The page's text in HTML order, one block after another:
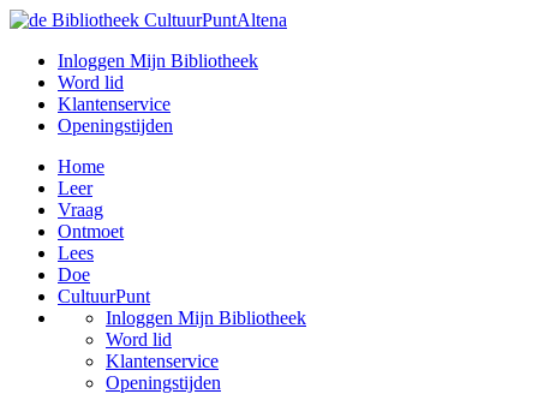
Inloggen Mijn Bibliotheek
Word lid
Klantenservice
Openingstijden
Home
Leer
Vraag
Ontmoet
Lees
Doe
CultuurPunt
Inloggen Mijn Bibliotheek
Word lid
Klantenservice
Openingstijden